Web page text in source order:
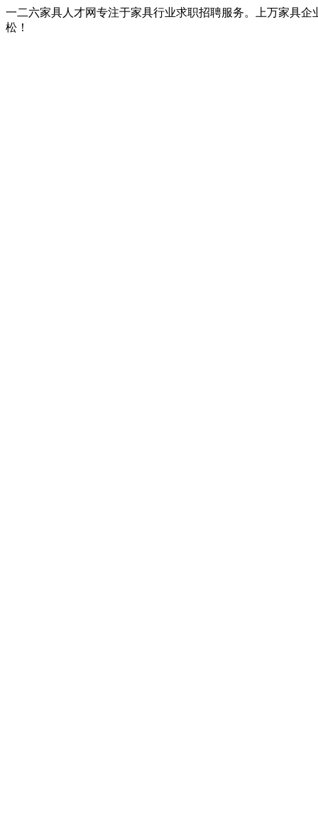
一二六家具人才网专注于家具行业求职招聘服务。上万家具
松！